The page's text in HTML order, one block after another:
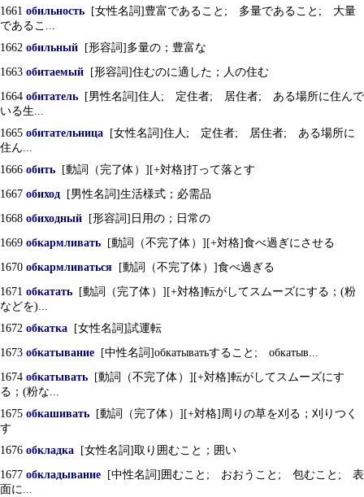
1661 обильность [女性名詞]豊富であること; 多量であること; 大量
であるこ...
1662 обильный [形容詞]多量の；豊富な
1663 обитаемый [形容詞]住むのに適した；人の住む
1664 обитатель [男性名詞]住人; 定住者; 居住者; ある場所に住んで
いる生...
1665 обитательница [女性名詞]住人; 定住者; 居住者; ある場所に
住ん...
1666 обить [動詞（完了体）][+対格]打って落とす
1667 обиход [男性名詞]生活様式；必需品
1668 обиходный [形容詞]日用の；日常の
1669 обкармливать [動詞（不完了体）][+対格]食べ過ぎにさせる
1670 обкармливаться [動詞（不完了体）]食べ過ぎる
1671 обкатать [動詞（完了体）][+対格]転がしてスムーズにする；(粉
などを)...
1672 обкатка [女性名詞]試運転
1673 обкатывание [中性名詞]обкатыватьすること; обкатыв...
1674 обкатывать [動詞（不完了体）][+対格]転がしてスムーズにす
る；(粉な...
1675 обкашивать [動詞（完了体）][+対格]周りの草を刈る；刈りつく
す
1676 обкладка [女性名詞]取り囲むこと；囲い
1677 обкладывание [中性名詞]囲むこと; おおうこと; 包むこと; 表
面に...